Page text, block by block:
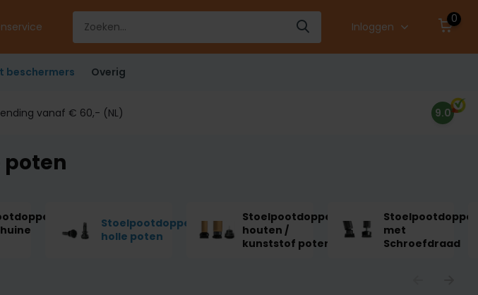
Inloggen
0
beschermers Overig
vanaf € 60,- (NL) 9.0
poten
Stoelpootdoppen
holle poten
Stoelpootdoppen
houten /
kunststof poten
met
Schroefdraad